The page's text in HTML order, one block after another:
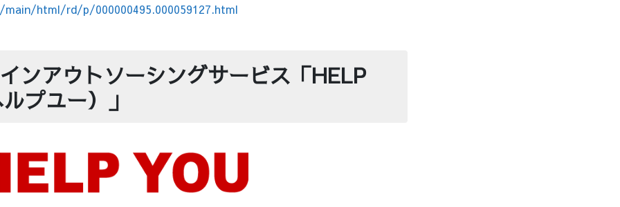
html/rd/p/000000495.000059127.html
ンアウトソーシングサービス「HELP
プユー）」